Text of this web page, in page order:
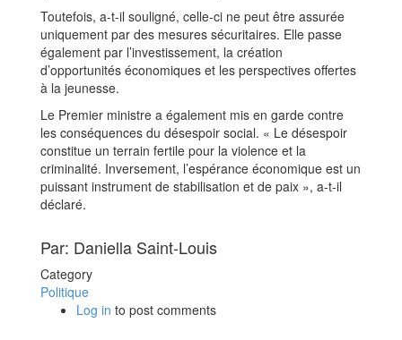
Toutefois, a-t-il souligné, celle-ci ne peut être assurée
uniquement par des mesures sécuritaires. Elle passe
également par l’investissement, la création
d’opportunités économiques et les perspectives offertes
à la jeunesse.
Le Premier ministre a également mis en garde contre
les conséquences du désespoir social. « Le désespoir
constitue un terrain fertile pour la violence et la
criminalité. Inversement, l’espérance économique est un
puissant instrument de stabilisation et de paix », a-t-il
déclaré.
Par: Daniella Saint-Louis
Category
Politique
Log in to post comments